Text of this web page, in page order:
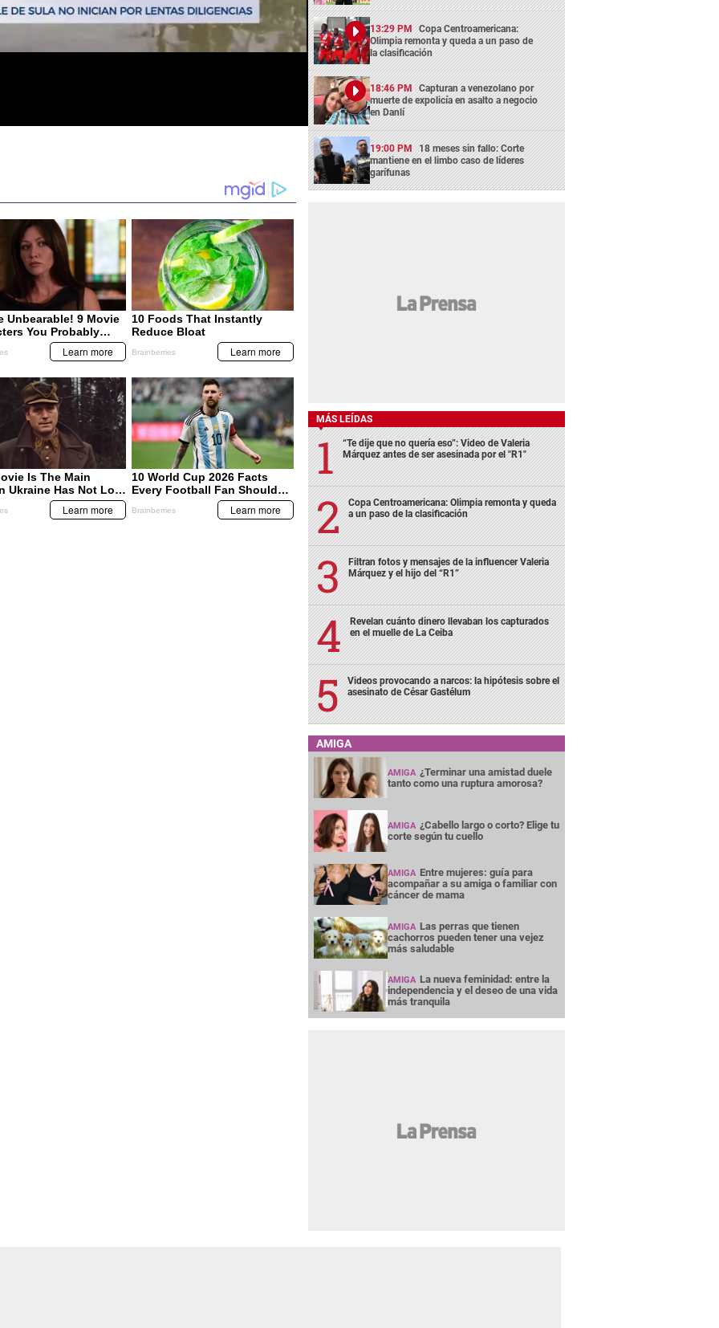
13:29 PM Copa Centroamericana:
Olimpia remonta y queda a un paso de
la clasificación
18:46 PM Capturan a venezolano por
muerte de expolicía en asalto a negocio
en Danlí
19:00 PM 18 meses sin fallo: Corte
mantiene en el limbo caso de líderes
garífunas
MÁS LEÍDAS
“Te dije que no quería eso”: Video de Valeria
Márquez antes de ser asesinada por el "R1"
Copa Centroamericana: Olimpia remonta y queda
a un paso de la clasificación
Filtran fotos y mensajes de la influencer Valeria
Márquez y el hijo del “R1”
Revelan cuánto dinero llevaban los capturados
en el muelle de La Ceiba
Videos provocando a narcos: la hipótesis sobre el
asesinato de César Gastélum
AMIGA
AMIGA ¿Terminar una amistad duele
tanto como una ruptura amorosa?
AMIGA ¿Cabello largo o corto? Elige tu
corte según tu cuello
AMIGA Entre mujeres: guía para
acompañar a su amiga o familiar con
cáncer de mama
AMIGA Las perras que tienen
cachorros pueden tener una vejez
más saludable
AMIGA La nueva feminidad: entre la
independencia y el deseo de una vida
más tranquila